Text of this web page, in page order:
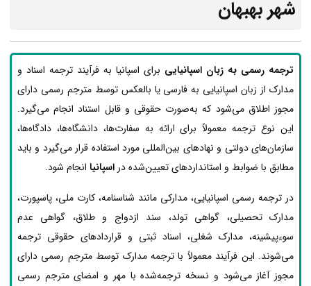
شهر بهبهان
ترجمه رسمی به زبان اسپانیایی برای اسپانیا به فرآیند ترجمه اسناد و
مدارک از زبان اسپانیایی به فارسی یا بالعکس توسط مترجم رسمی دارای
مجوز اطلاق می‌شود که به‌صورت حقوقی و قابل استناد انجام می‌گیرد.
این نوع ترجمه معمولاً برای ارائه به سفارت‌ها، دانشگاه‌ها، دادگاه‌ها،
سازمان‌های دولتی و نهادهای بین‌المللی مورد استفاده قرار می‌گیرد و باید
مطابق با ضوابط و استانداردهای تعیین‌شده در اسپانیا انجام شود.
در ترجمه رسمی اسپانیایی، مدارکی مانند شناسنامه، کارت ملی، پاسپورت،
مدارک تحصیلی، گواهی تولد، سند ازدواج و طلاق، گواهی عدم
سوءپیشینه، مدارک شغلی، اسناد ثبتی و قراردادهای حقوقی ترجمه
می‌شوند. این فرآیند معمولاً با ترجمه مدارک توسط مترجم رسمی دارای
مجوز آغاز می‌شود و نسخه ترجمه‌شده با مهر و امضای مترجم رسمی